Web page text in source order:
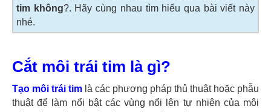
tim không?. Hãy cùng nhau tìm hiểu qua bài viết này
nhé.
Cắt môi trái tim là gì?
Tạo môi trái tim là các phương pháp thủ thuật hoặc phẫu
thuật để làm nổi bật các vùng nổi lên tự nhiên của môi